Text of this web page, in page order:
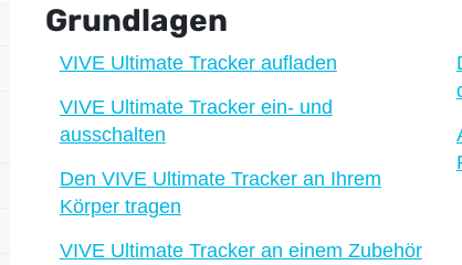
Grundlagen
VIVE Ultimate Tracker aufladen
VIVE Ultimate Tracker ein- und
ausschalten
Den VIVE Ultimate Tracker an Ihrem
Körper tragen
VIVE Ultimate Tracker an einem Zubehör